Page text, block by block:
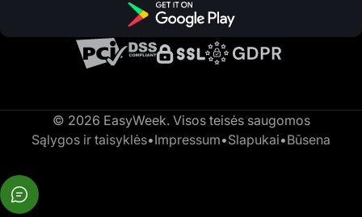
© 2026 EasyWeek. Visos teisės saugomos
Sąlygos ir taisyklės•Impressum•Slapukai•Būsena